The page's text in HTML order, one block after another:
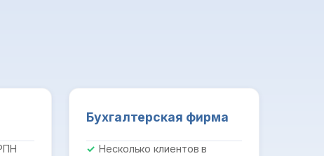
Бухгалтерская фирма
Несколько клиентов в